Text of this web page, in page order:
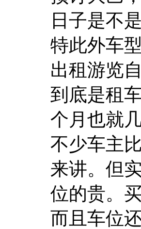
日子是不
特此外车
出租游览
到底是租
个月也就
不少车主
来讲。但
位的贵。
而且车位